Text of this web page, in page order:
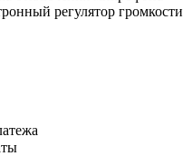
регулятор громкости